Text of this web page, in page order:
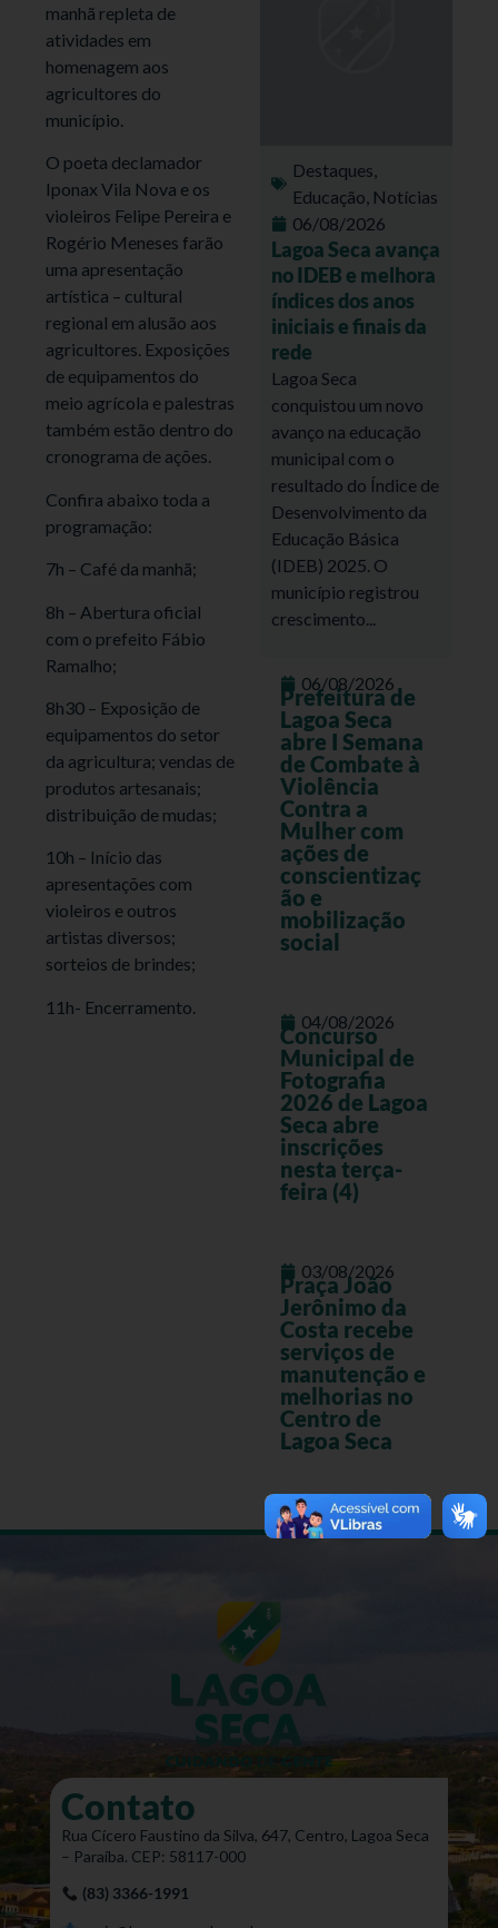
manhã repleta de
atividades em
homenagem aos
agricultores do
município.
O poeta declamador
Iponax Vila Nova e os
violeiros Felipe Pereira e
Rogério Meneses farão
uma apresentação
artística – cultural
regional em alusão aos
agricultores. Exposições
de equipamentos do
meio agrícola e palestras
também estão dentro do
cronograma de ações.
Confira abaixo toda a
programação:
7h – Café da manhã;
8h – Abertura oficial
com o prefeito Fábio
Ramalho;
8h30 – Exposição de
equipamentos do setor
da agricultura; vendas de
produtos artesanais;
distribuição de mudas;
10h – Início das
apresentações com
violeiros e outros
artistas diversos;
sorteios de brindes;
11h- Encerramento.
Destaques,
Educação, Notícias
06/08/2026
Lagoa Seca avança
no IDEB e melhora
índices dos anos
iniciais e finais da
rede
Lagoa Seca
conquistou um novo
avanço na educação
municipal com o
resultado do Índice de
Desenvolvimento da
Educação Básica
(IDEB) 2025. O
município registrou
crescimento...
06/08/2026
Prefeitura de
Lagoa Seca
abre I Semana
de Combate à
Violência
Contra a
Mulher com
ações de
conscientizaç
ão e
mobilização
social
04/08/2026
Concurso
Municipal de
Fotografia
2026 de Lagoa
Seca abre
inscrições
nesta terça-
feira (4)
03/08/2026
Praça João
Jerônimo da
Costa recebe
serviços de
manutenção e
melhorias no
Centro de
Lagoa Seca
Contato
Rua Cícero Faustino da Silva, 647, Centro, Lagoa Seca
– Paraíba. CEP: 58117-000
(83) 3366-1991